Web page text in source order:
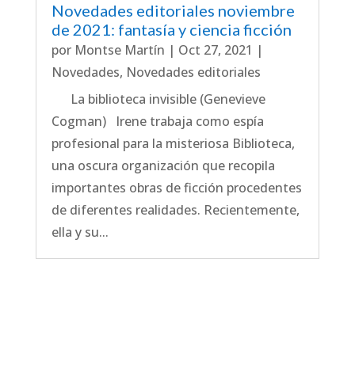
Novedades editoriales noviembre
de 2021: fantasía y ciencia ficción
por Montse Martín | Oct 27, 2021 |
Novedades, Novedades editoriales
La biblioteca invisible (Genevieve
Cogman) Irene trabaja como espía
profesional para la misteriosa Biblioteca,
una oscura organización que recopila
importantes obras de ficción procedentes
de diferentes realidades. Recientemente,
ella y su...